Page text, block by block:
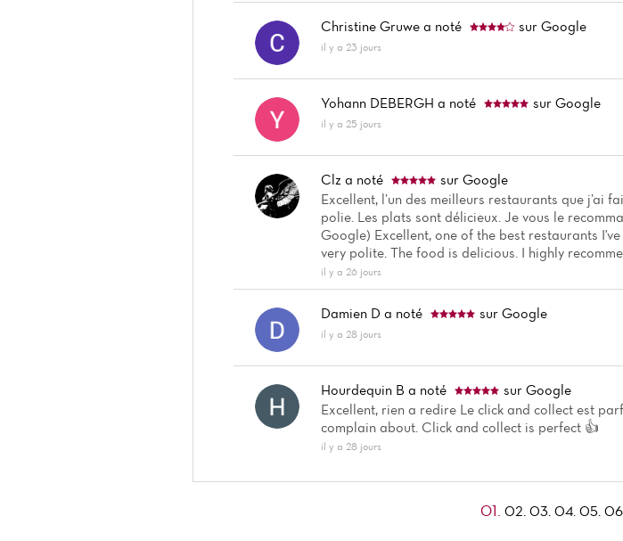
Christine Gruwe a noté sur Google
il y a 23 jours
Yohann DEBERGH a noté sur Google
il y a 25 jours
Clz a noté
sur Google
Excellent, l’un des meilleurs restaurants que j’ai
polie. Les plats sont délicieux. Je vous le
Google) Excellent, one of the best restaurants
very polite. The food is delicious. I highly
il y a 26 jours
Damien D a noté sur Google
il y a 28 jours
Hourdequin B a noté
sur Google
Excellent, rien a redire Le click and collect est
complain about. Click and collect is perfect 👍
il y a 28 jours
01. 02. 03. 04. 05.